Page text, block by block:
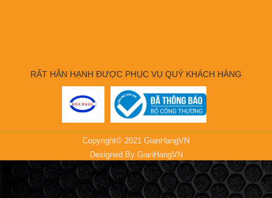
RẤT HÂN HẠNH ĐƯỢC PHỤC VỤ QUÝ KHÁCH HÀNG
Copyright© 2021 GianHangVN
Designed By GianHangVN